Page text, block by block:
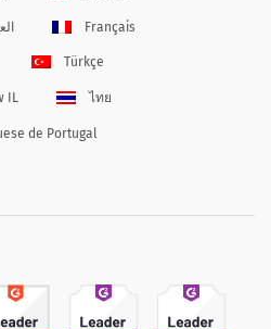
Français
Türkçe
IL ไทย
de Portugal